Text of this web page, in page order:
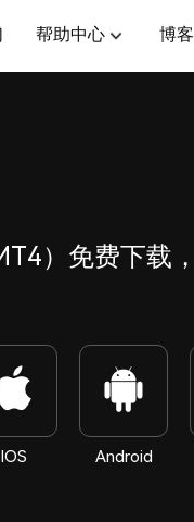
帮助中心 博客
）免费下载，
IOS Android